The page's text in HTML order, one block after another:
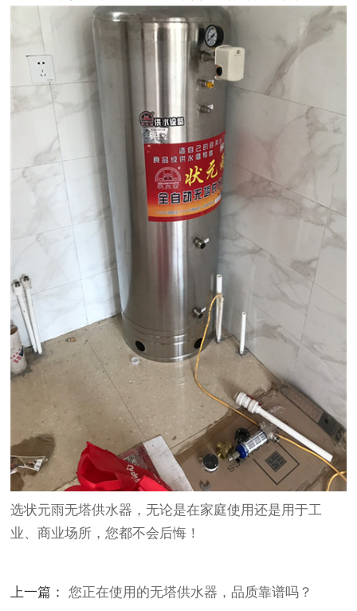
选状元雨无塔供水器，无论是在家庭使用还是用于工
业、商业场所，您都不会后悔！
上一篇：您正在使用的无塔供水器，品质靠谱吗？